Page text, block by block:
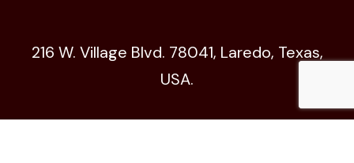
216 W. Village Blvd. 78041, Laredo, Texas,
USA.